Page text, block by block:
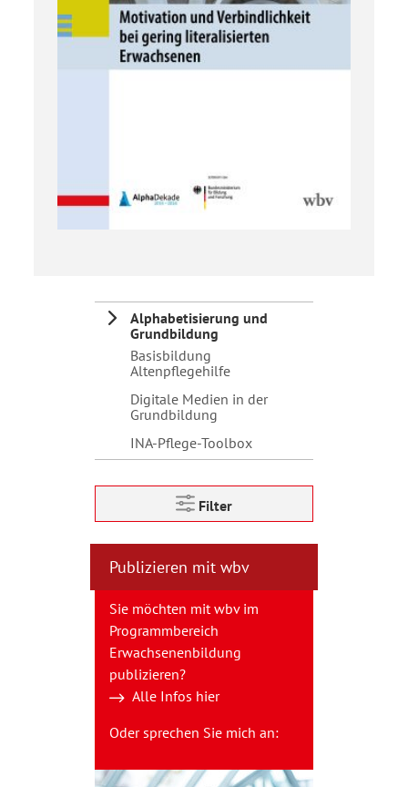
Alphabetisierung und
Grundbildung
Basisbildung
Altenpflegehilfe
Digitale Medien in der
Grundbildung
INA-Pflege-Toolbox
Filter
Publizieren mit wbv
Sie möchten mit wbv im
Programmbereich
Erwachsenenbildung
publizieren?
Alle Infos hier
Oder sprechen Sie mich an: